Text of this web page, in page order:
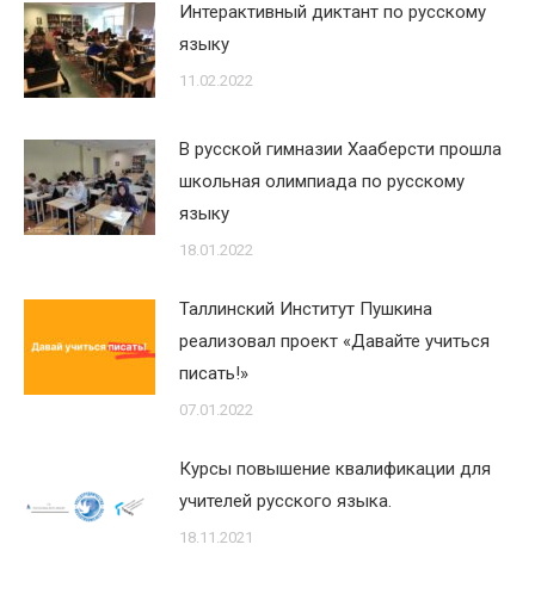
Интерактивный диктант по русскому
языку
11.02.2022
В русской гимназии Хааберсти прошла
школьная олимпиада по русскому
языку
18.01.2022
Таллинский Институт Пушкина
реализовал проект «Давайте учиться
писать!»
07.01.2022
Курсы повышение квалификации для
учителей русского языка.
18.11.2021